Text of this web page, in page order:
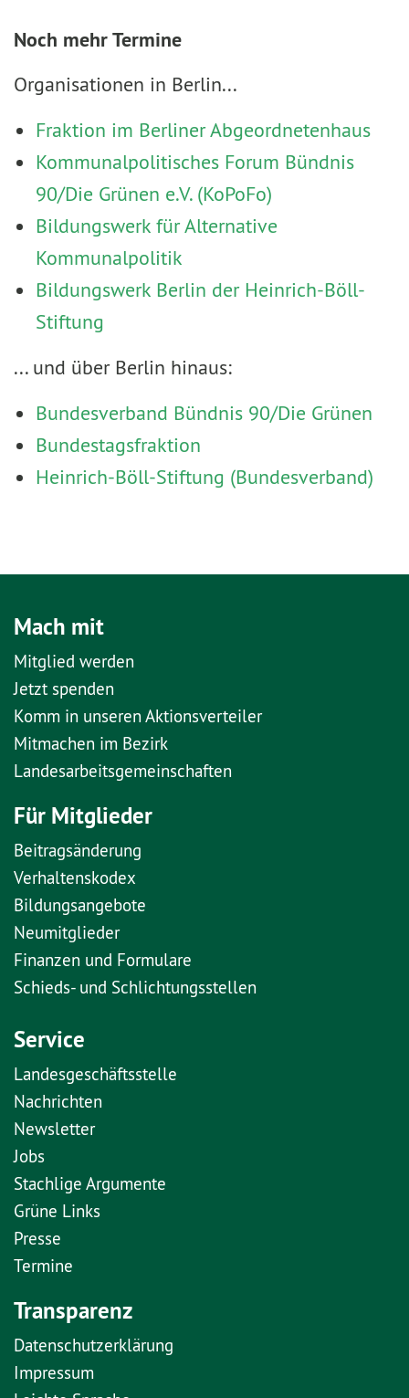
Noch mehr Termine
Organisationen in Berlin...
Fraktion im Berliner Abgeordnetenhaus
Kommunalpolitisches Forum Bündnis
90/Die Grünen e.V. (KoPoFo)
Bildungswerk für Alternative
Kommunalpolitik
Bildungswerk Berlin der Heinrich-Böll-
Stiftung
... und über Berlin hinaus:
Bundesverband Bündnis 90/Die Grünen
Bundestagsfraktion
Heinrich-Böll-Stiftung (Bundesverband)
Mach mit
Mitglied werden
Jetzt spenden
Komm in unseren Aktionsverteiler
Mitmachen im Bezirk
Landesarbeitsgemeinschaften
Für Mitglieder
Beitragsänderung
Verhaltenskodex
Bildungsangebote
Neumitglieder
Finanzen und Formulare
Schieds- und Schlichtungsstellen
Service
Landesgeschäftsstelle
Nachrichten
Newsletter
Jobs
Stachlige Argumente
Grüne Links
Presse
Termine
Transparenz
Datenschutzerklärung
Impressum